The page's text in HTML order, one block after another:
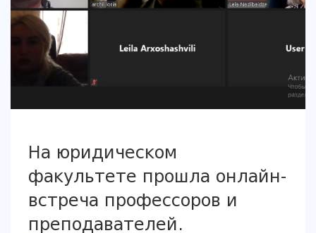
На юридическом
факультете прошла онлайн-
встреча профессоров и
преподавателей.